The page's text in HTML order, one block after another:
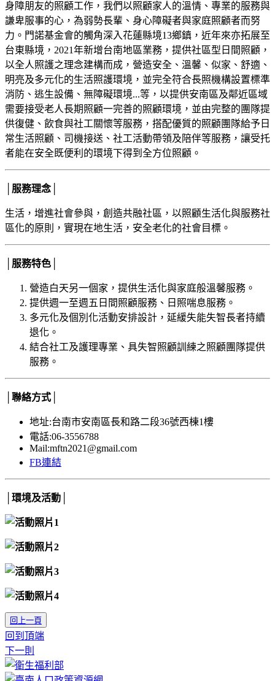
身障朋友的照顧工作，我們以照顧家人的溫情、專業的服務與
謙卑服事的心，為弱勢長輩、身心障礙者與家庭照顧者而努
力。門諾基金會的觸角深入花蓮縣境13鄉鎮，近年來亦拓展至
台東縣境，2021年新增台南地區業務，提供社區型日間照顧，
以全人照護之理念建構而成，營造安全、溫馨、似家、舒適、
明亮及多元化的生活照護環境，並完全符合長照機構設置標準
消防、逃生設備、無障礙環境...等，以提供安南區及鄰近區域
需要接受老人長期照顧一完善的照顧環境，並由完整的團隊提
供復健、飲食與社工關懷等服務，搭配優質的照顧團隊給予日
常生活照顧、司機接送、社工活動帶領及陪伴等服務，讓受托
者能在安全既便利的環境下得到全方位照顧。
│服務理念│
生活，增進社會參與，創造共融社區，以照顧生活化與服務社
區化的原則，實現在地生活，安全老化的社會目標。
│服務特色│
營造白天另一個家，提供生活化與家庭般溫馨服務。
提供週一至週五日間照顧服務、日照喘息服務。
多元化及個別化活動安排設計，延緩失能失智長者持續
退化。
結合社工及護理專業、具失智照顧訓練之照顧團隊提供
服務。
│聯絡方式│
地址:台南市安南區長和路二段36號西棟1樓
電話:06-3556788
Mail:mftn2021@gmail.com
FB連結
│環境及活動│
回上一頁
回到頂端
下一則